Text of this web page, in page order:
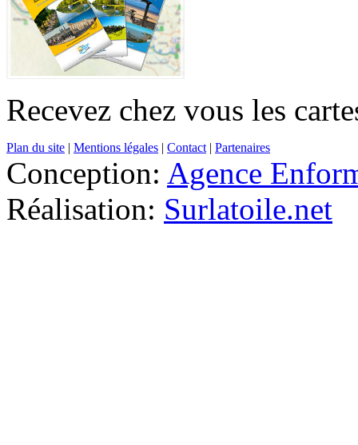
Recevez chez vous les
Plan du site | Mentions légales | Contact | Partenaires
Conception: Agence
Réalisation: Surlatoile.net